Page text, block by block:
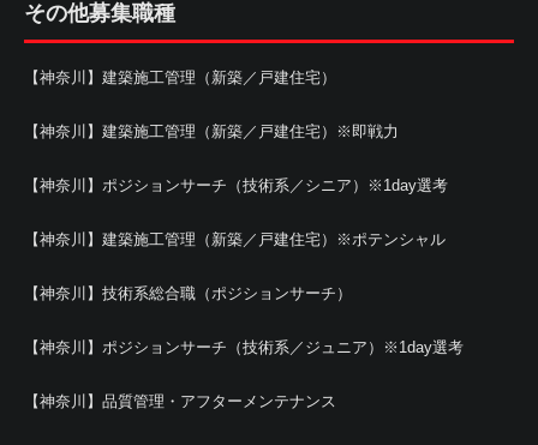
その他募集職種
【神奈川】建築施工管理（新築／戸建住宅）
【神奈川】建築施工管理（新築／戸建住宅）※即戦力
【神奈川】ポジションサーチ（技術系／シニア）※1day選考
【神奈川】建築施工管理（新築／戸建住宅）※ポテンシャル
【神奈川】技術系総合職（ポジションサーチ）
【神奈川】ポジションサーチ（技術系／ジュニア）※1day選考
【神奈川】品質管理・アフターメンテナンス